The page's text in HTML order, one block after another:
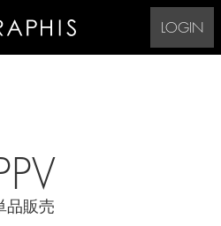
LOGIN
品販売